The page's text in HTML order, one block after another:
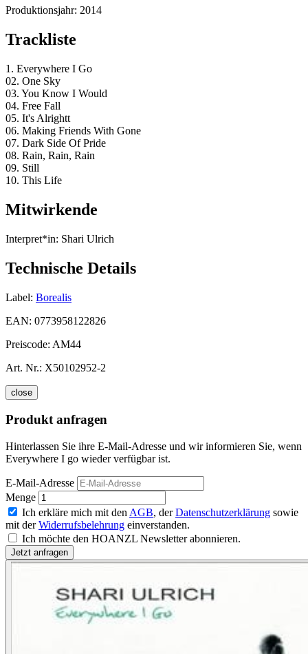
Produktionsjahr: 2014
Trackliste
1. Everywhere I Go
02. One Sky
03. You Know I Would
04. Free Fall
05. It's Alrightt
06. Making Friends With Gone
07. Dark Side Of Pride
08. Rain, Rain, Rain
09. Still
10. This Life
Mitwirkende
Interpret*in: Shari Ulrich
Technische Details
Label: Borealis
EAN: 0773958122826
Preiscode: AM44
Art. Nr.: X50102952-2
close
Produkt anfragen
Hinterlassen Sie ihre E-Mail-Adresse und wir informieren Sie, wenn
Everywhere I go wieder verfügbar ist.
E-Mail-Adresse
Menge
Ich erkläre mich mit den AGB, derDatenschutzerklärung sowie
mit derWiderrufsbelehrung einverstanden.
Ich möchte den HOANZL Newsletter abonnieren.